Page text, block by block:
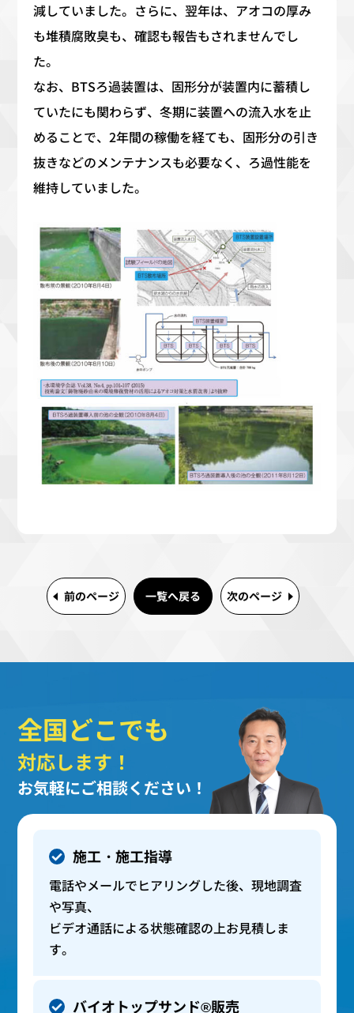
減していました。さらに、翌年は、アオコの厚み
も堆積腐敗臭も、確認も報告もされませんでし
た。
なお、BTSろ過装置は、固形分が装置内に蓄積し
ていたにも関わらず、冬期に装置への流入水を止
めることで、2年間の稼働を経ても、固形分の引き
抜きなどのメンテナンスも必要なく、ろ過性能を
維持していました。
前のページ 一覧へ戻る 次のページ
全国どこでも
対応します！
お気軽にご相談ください！
施工・施工指導
電話やメールでヒアリングした後、現地調査
や写真、
ビデオ通話による状態確認の上お見積しま
す。
バイオトップサンド®販売